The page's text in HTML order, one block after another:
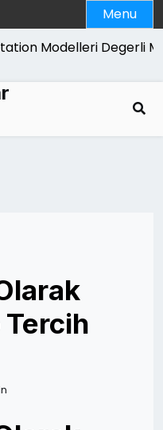
Menu
Modelleri Degerli